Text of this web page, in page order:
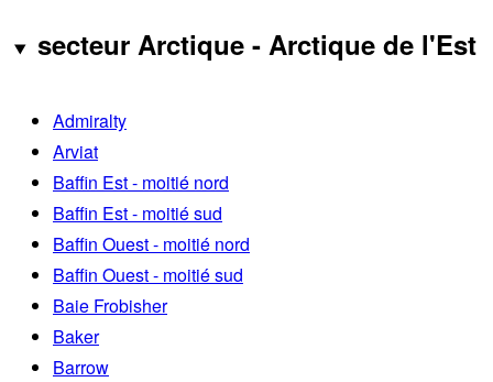
secteur Arctique - Arctique de l'Est
Admiralty
Arviat
Baffin Est - moitié nord
Baffin Est - moitié sud
Baffin Ouest - moitié nord
Baffin Ouest - moitié sud
Baie Frobisher
Baker
Barrow